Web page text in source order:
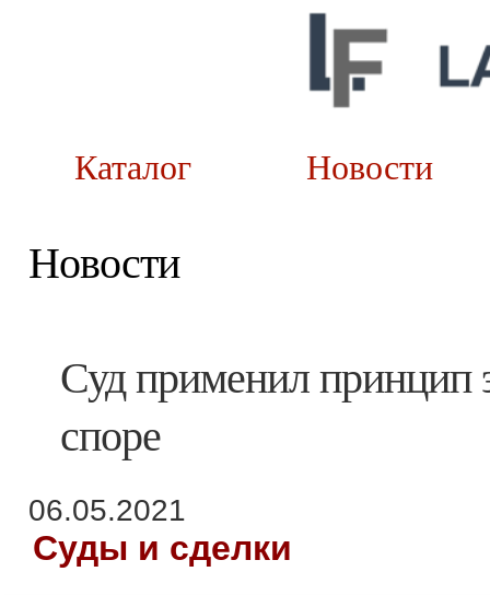
Каталог
Новости
Суд применил принцип
споре
06.05.2021
Суды и сделки